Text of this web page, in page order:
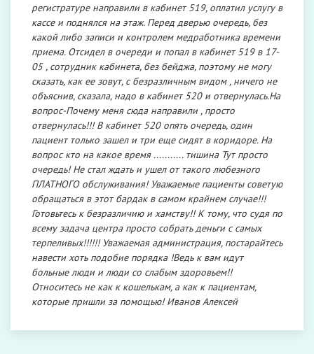
регистратуре направили в кабинет 519, оплатил услугу в
кассе и поднялся на этаж. Перед дверью очередь, без
какой либо записи и контролем медработника времени
приема. Отсидел в очереди и попал в кабинет 519 в 17-
05 , сотрудник кабинета, без бейджа, поэтому не могу
сказать, как ее зовут, с безразличным видом , ничего не
объяснив, сказала, надо в кабинет 520 и отвернулась.На
вопрос-Почему меня сюда направили , просто
отвернулась!!! В кабинет 520 опять очередь, один
пациент только зашел и три еще сидят в коридоре. На
вопрос кто на какое время ........... тишина Тут просто
очередь! Не стал ждать и ушел от такого любезного
ПЛАТНОГО обслуживания! Уважаемые пациенты советую
обращаться в этот бардак в самом крайнем случае!!!
Готовьтесь к безразличию и хамству!! К тому, что судя по
всему задача центра просто собрать деньги с самых
терпеливых!!!!!! Уважаемая администрация, постарайтесь
навести хоть подобие порядка !Ведь к вам идут
больные люди и люди со слабым здоровьем!!
Относитесь не как к кошелькам, а как к пациентам,
которые пришли за помощью! Иванов Алексей